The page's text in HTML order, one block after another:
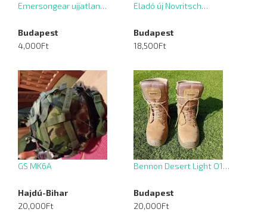
Emersongear ujjatlan…
Budapest
4,000Ft
Eladó új Novritsch…
Budapest
18,500Ft
GS MK6A
Hajdú-Bihar
20,000Ft
Bennon Desert Light O1…
Budapest
20,000Ft